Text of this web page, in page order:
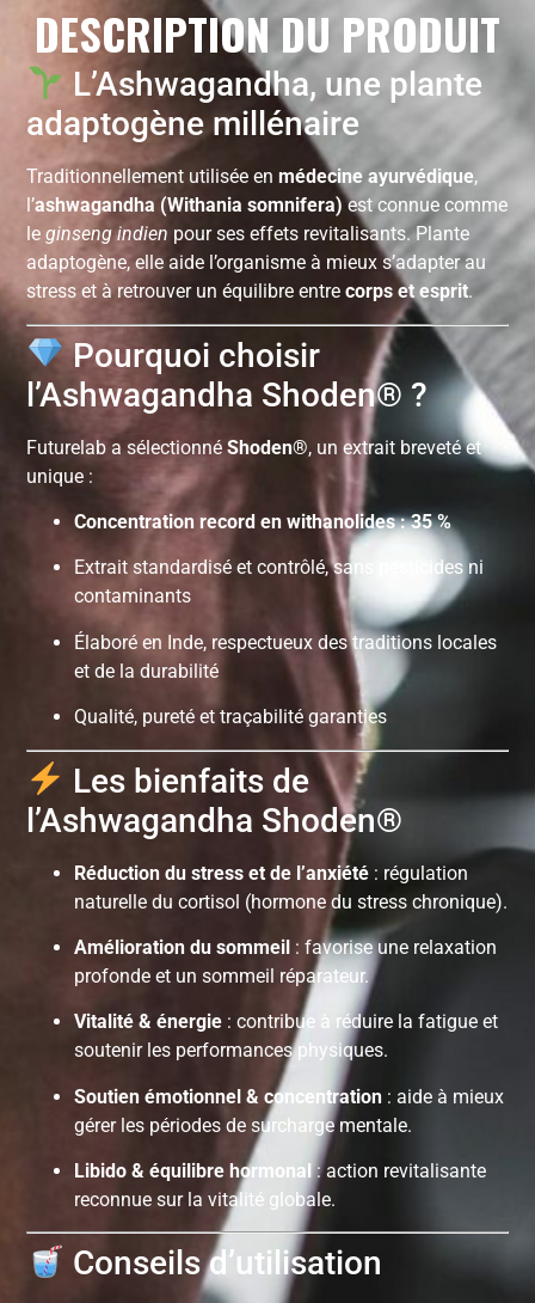
DESCRIPTION DU PRODUIT
L’Ashwagandha, une plante
adaptogène millénaire
Traditionnellement utilisée enmédecine ayurvédique,
l’ashwagandha (Withania somnifera)est connue comme
leginseng indien pour ses effets revitalisants. Plante
adaptogène, elle aide l’organisme à mieux s’adapter au
stress et à retrouver un équilibre entrecorps et esprit.
Pourquoi choisir
l’Ashwagandha Shoden® ?
Futurelab a sélectionnéShoden®, un extrait breveté et
unique :
Concentration record en withanolides : 35 %
Extrait standardisé et contrôlé, sans pesticides ni
contaminants
Élaboré en Inde, respectueux des traditions locales
et de la durabilité
Qualité, pureté et traçabilité garanties
Les bienfaits de
l’Ashwagandha Shoden®
Réduction du stress et de l’anxiété : régulation
naturelle du cortisol (hormone du stress chronique).
Amélioration du sommeil : favorise une relaxation
profonde et un sommeil réparateur.
Vitalité & énergie : contribue à réduire la fatigue et
soutenir les performances physiques.
Soutien émotionnel & concentration : aide à mieux
gérer les périodes de surcharge mentale.
Libido & équilibre hormonal: action revitalisante
reconnue sur la vitalité globale.
Conseils d’utilisation